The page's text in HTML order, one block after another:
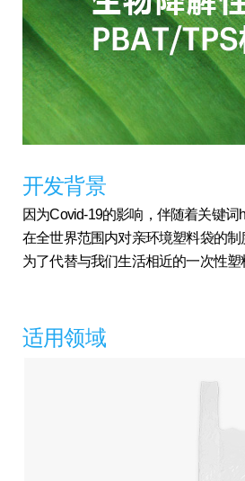
开发背景
因为Covid-19的影响，伴随着关键
在全世界范围内对亲环境塑料袋的
为了代替与我们生活相近的一次性
适用领域